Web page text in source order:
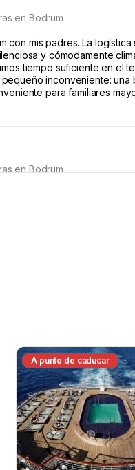
en Bodrum
con mis padres. La
y cómodamente
tiempo suficiente en el
inconveniente:
para familiares
en Bodrum
una conversación fácil
espera en el punto de
en una encantadora
sobre el puerto de
todo fue muy fluido y
en Bodrum
espacio en la tranquila
mientras otros
A punto de caducar